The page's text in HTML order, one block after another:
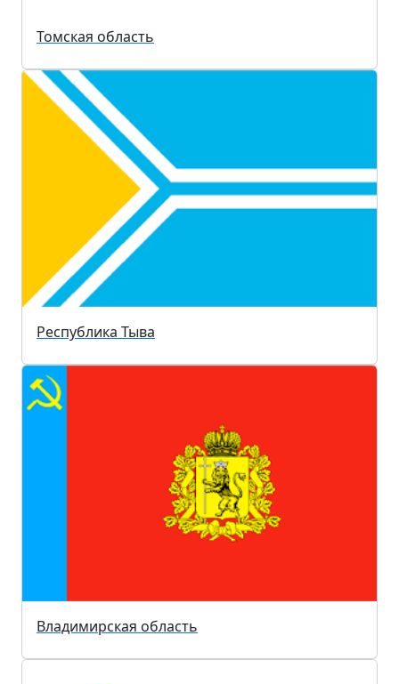
Томская область
Республика Тыва
Владимирская область